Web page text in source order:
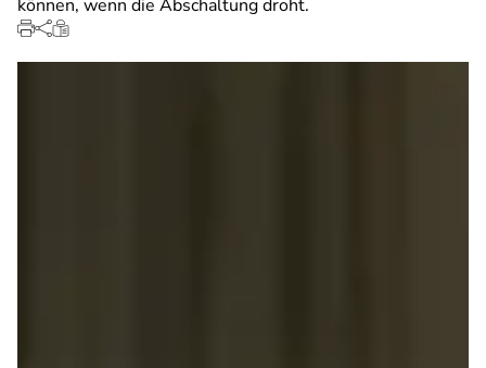
können, wenn die Abschaltung droht.